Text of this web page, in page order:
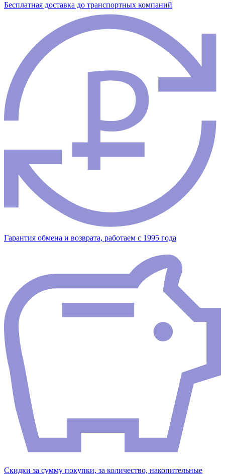
Бесплатная доставка до транспортных компаний
Гарантия обмена и возврата, работаем с 1995 года
Скидки за сумму покупки, за количество, накопительные